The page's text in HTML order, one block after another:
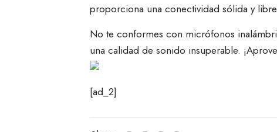
proporciona una conectividad sólida y
No te conformes con micrófonos
una calidad de sonido insuperable.
[ad_2]